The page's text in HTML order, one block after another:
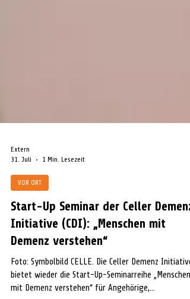
Extern
31. Juli
1 Min. Lesezeit
Start-Up Seminar der Celler Demenz
Initiative (CDI): „Menschen mit
Demenz verstehen“